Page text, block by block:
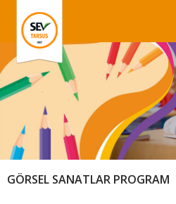
GÖRSEL SANATLAR PROGRAM